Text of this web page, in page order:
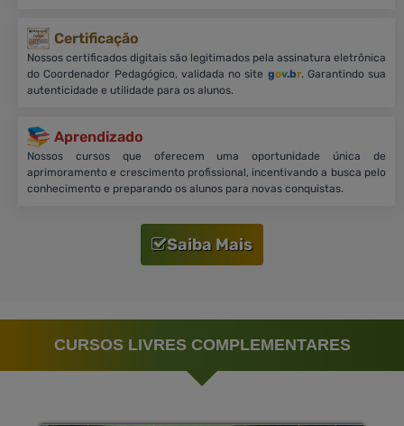
Certificação
Nossos certificados digitais são legitimados pela assinatura eletrônica
do Coordenador Pedagógico, validada no site gov.br. Garantindo sua
autenticidade e utilidade para os alunos.
Aprendizado
Nossos cursos que oferecem uma oportunidade única de
aprimoramento e crescimento profissional, incentivando a busca pelo
conhecimento e preparando os alunos para novas conquistas.
Saiba Mais
CURSOS LIVRES COMPLEMENTARES